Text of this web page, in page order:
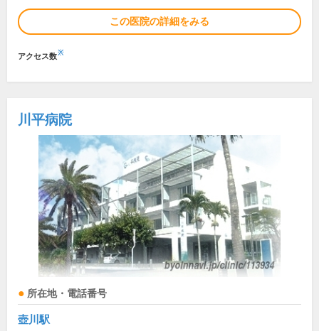
この医院の詳細をみる
アクセス数※
川平病院
所在地・電話番号
壺川駅